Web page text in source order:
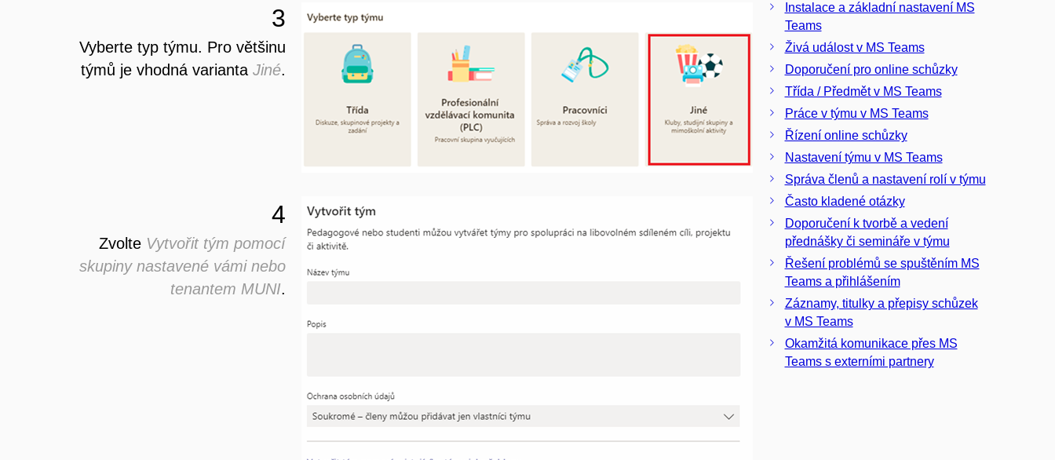
3
Vyberte typ týmu. Pro většinu
týmů je vhodná variantaJiné.
4
Zvolte Vytvořit tým pomocí
skupiny nastavené vámi nebo
tenantem MUNI.
Instalace a základní nastavení MS
Teams
Živá událost v MS Teams
Doporučení pro online schůzky
Třída / Předmět v MS Teams
Práce v týmu v MS Teams
Řízení online schůzky
Nastavení týmu v MS Teams
Správa členů a nastavení rolí v týmu
Často kladené otázky
Doporučení k tvorbě a vedení
přednášky či semináře v týmu
Řešení problémů se spuštěním MS
Teams a přihlášením
Záznamy, titulky a přepisy schůzek
v MS Teams
Okamžitá komunikace přes MS
Teams s externími partnery